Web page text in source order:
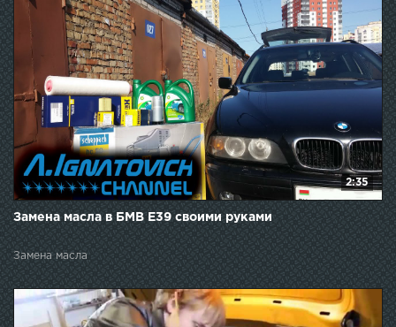
2:35
Замена масла в БМВ Е39 своими руками
Замена масла